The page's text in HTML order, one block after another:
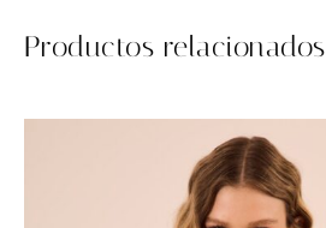
Productos relacionados